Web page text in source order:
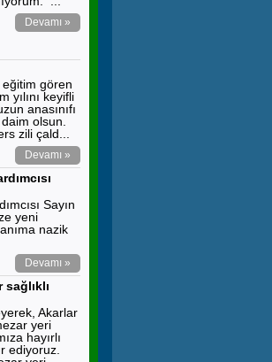
Devamı »
eğitim gören
yılını keyifli
anasınıfı
olsun.
zili çald...
Devamı »
Sayın
yeni
nazik
Devamı »
Akarlar
yeri
hayırlı
ediyoruz.